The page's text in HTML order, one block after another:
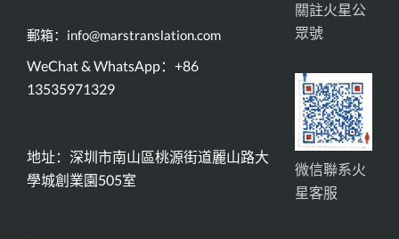
郵箱：info@marstranslation.com
WeChat & WhatsApp：+86
13535971329
地址：深圳市南山區桃源街道麗山路大
學城創業園505室
關註火星公
眾號
微信聯系火
星客服